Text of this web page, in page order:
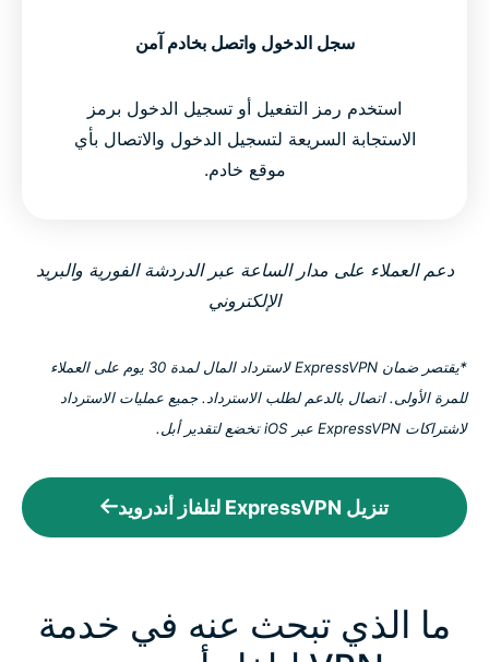
سجل الدخول واتصل بخادم آمن
استخدم رمز التفعيل أو تسجيل الدخول برمز
الاستجابة السريعة لتسجيل الدخول والاتصال بأي
موقع خادم.
دعم العملاء على مدار الساعة عبر الدردشة الفورية والبريد
الإلكتروني
*يقتصر ضمان ExpressVPN لاسترداد المال لمدة 30 يوم على العملاء
للمرة الأولى. اتصال بالدعم لطلب الاسترداد. جميع عمليات الاسترداد
لاشتراكات ExpressVPN عبر iOS تخضع لتقدير أبل.
تنزيل ExpressVPN لتلفاز أندرويد
ما الذي تبحث عنه في خدمة